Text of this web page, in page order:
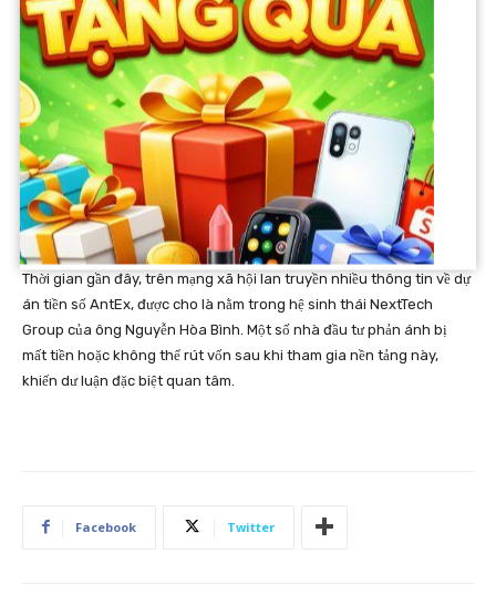
Qua rà soát ban đầu, Phòng An ninh mạng và phòng chống tội
phạm sử dụng công nghệ cao (Công an Hà Nội) đã tiếp nhận đơn
trình báo của một công dân ở Ninh Bình, cho biết bị chiếm đoạt
khoảng 2.000 USD khi đầu tư vào dự án AntEx.
Thời gian gần đây, trên mạng xã hội lan truyền nhiều thông tin về dự
án tiền số AntEx, được cho là nằm trong hệ sinh thái NextTech
Group của ông Nguyễn Hòa Bình. Một số nhà đầu tư phản ánh bị
mất tiền hoặc không thể rút vốn sau khi tham gia nền tảng này,
khiến dư luận đặc biệt quan tâm.
Facebook Twitter